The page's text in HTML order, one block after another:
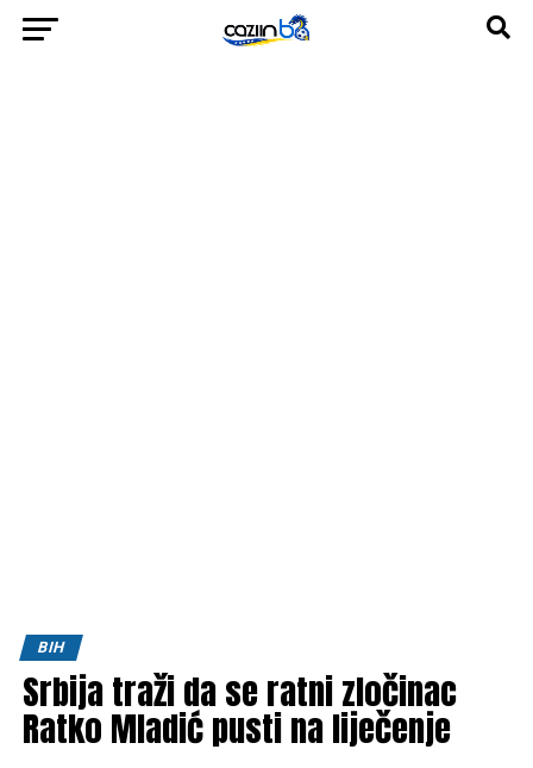
BIH
Srbija traži da se ratni zločinac
Ratko Mladić pusti na liječenje